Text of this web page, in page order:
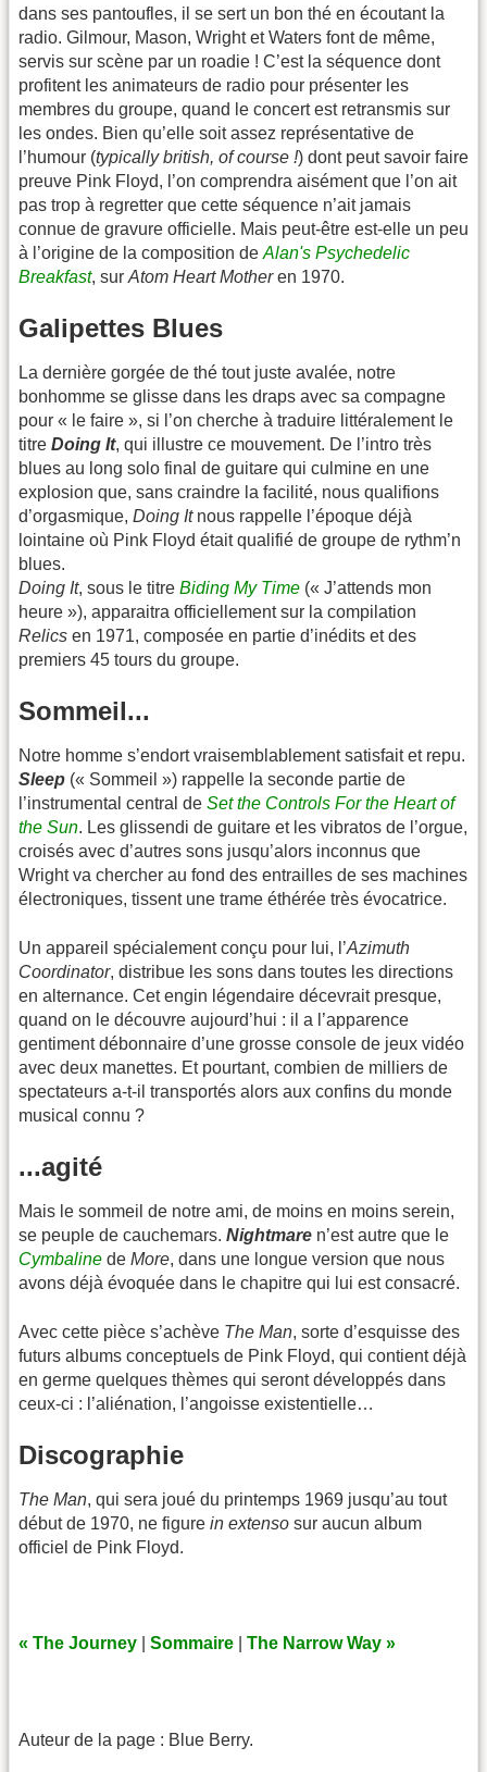
dans ses pantoufles, il se sert un bon thé en écoutant la
radio. Gilmour, Mason, Wright et Waters font de même,
servis sur scène par un roadie ! C’est la séquence dont
profitent les animateurs de radio pour présenter les
membres du groupe, quand le concert est retransmis sur
les ondes. Bien qu’elle soit assez représentative de
l’humour (typically british, of course !) dont peut savoir faire
preuve Pink Floyd, l’on comprendra aisément que l’on ait
pas trop à regretter que cette séquence n’ait jamais
connue de gravure officielle. Mais peut-être est-elle un peu
à l’origine de la composition de Alan's Psychedelic
Breakfast, sur Atom Heart Motheren 1970.
Galipettes Blues
La dernière gorgée de thé tout juste avalée, notre
bonhomme se glisse dans les draps avec sa compagne
pour « le faire », si l’on cherche à traduire littéralement le
titre Doing It, qui illustre ce mouvement. De l’intro très
blues au long solo final de guitare qui culmine en une
explosion que, sans craindre la facilité, nous qualifions
d’orgasmique, Doing Itnous rappelle l’époque déjà
lointaine où Pink Floyd était qualifié de groupe de rythm’n
blues.
Doing It, sous le titre Biding My Time (« J’attends mon
heure »), apparaitra officiellement sur la compilation
Relics en 1971, composée en partie d’inédits et des
premiers 45 tours du groupe.
Sommeil...
Notre homme s’endort vraisemblablement satisfait et repu.
Sleep (« Sommeil ») rappelle la seconde partie de
l’instrumental central de Set the Controls For the Heart of
the Sun. Les glissendi de guitare et les vibratos de l’orgue,
croisés avec d’autres sons jusqu’alors inconnus que
Wright va chercher au fond des entrailles de ses machines
électroniques, tissent une trame éthérée très évocatrice.
Un appareil spécialement conçu pour lui, l’Azimuth
Coordinator, distribue les sons dans toutes les directions
en alternance. Cet engin légendaire décevrait presque,
quand on le découvre aujourd’hui : il a l’apparence
gentiment débonnaire d’une grosse console de jeux vidéo
avec deux manettes. Et pourtant, combien de milliers de
spectateurs a-t-il transportés alors aux confins du monde
musical connu ?
...agité
Mais le sommeil de notre ami, de moins en moins serein,
se peuple de cauchemars. Nightmare n’est autre que le
Cymbaline de More, dans une longue version que nous
avons déjà évoquée dans le chapitre qui lui est consacré.
Avec cette pièce s’achève The Man, sorte d’esquisse des
futurs albums conceptuels de Pink Floyd, qui contient déjà
en germe quelques thèmes qui seront développés dans
ceux-ci : l’aliénation, l’angoisse existentielle…
Discographie
The Man, qui sera joué du printemps 1969 jusqu’au tout
début de 1970, ne figure in extenso sur aucun album
officiel de Pink Floyd.
« The Journey Sommaire The Narrow Way »
Auteur de la page : Blue Berry.